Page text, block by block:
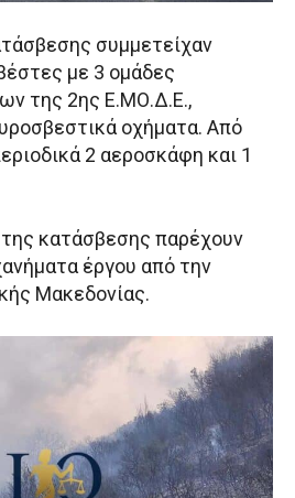
συμμετείχαν
με 3 ομάδες
της 2ης Ε.ΜΟ.Δ.Ε.,
οχήματα. Από
2 αεροσκάφη και 1
κατάσβεσης παρέχουν
έργου από την
Μακεδονίας.